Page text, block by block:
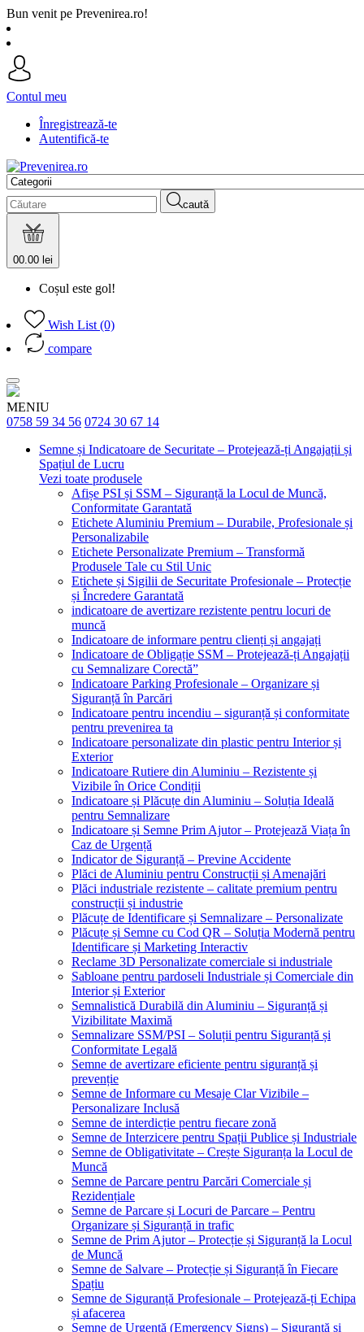
Bun venit pe Prevenirea.ro!
Contul meu
Înregistrează-te
Autentifică-te
caută
00.00 lei
Coșul este gol!
Wish List (0)
compare
MENIU
0758 59 34 56 0724 30 67 14
Semne și Indicatoare de Securitate – Protejează-ți Angajații și
Spațiul de Lucru
Vezi toate produsele
Afișe PSI și SSM – Siguranță la Locul de Muncă,
Conformitate Garantată
Etichete Aluminiu Premium – Durabile, Profesionale și
Personalizabile
Etichete Personalizate Premium – Transformă
Produsele Tale cu Stil Unic
Etichete și Sigilii de Securitate Profesionale – Protecție
și Încredere Garantată
indicatoare de avertizare rezistente pentru locuri de
muncă
Indicatoare de informare pentru clienți și angajați
Indicatoare de Obligație SSM – Protejează-ți Angajații
cu Semnalizare Corectă”
Indicatoare Parking Profesionale – Organizare și
Siguranță în Parcări
Indicatoare pentru incendiu – siguranță și conformitate
pentru prevenirea ta
Indicatoare personalizate din plastic pentru Interior și
Exterior
Indicatoare Rutiere din Aluminiu – Rezistente și
Vizibile în Orice Condiții
Indicatoare și Plăcuțe din Aluminiu – Soluția Ideală
pentru Semnalizare
Indicatoare și Semne Prim Ajutor – Protejează Viața în
Caz de Urgență
Indicator de Siguranță – Previne Accidente
Plăci de Aluminiu pentru Construcții și Amenajări
Plăci industriale rezistente – calitate premium pentru
construcții și industrie
Plăcuțe de Identificare și Semnalizare – Personalizate
Plăcuțe și Semne cu Cod QR – Soluția Modernă pentru
Identificare și Marketing Interactiv
Reclame 3D Personalizate comerciale si industriale
Sabloane pentru pardoseli Industriale și Comerciale din
Interior și Exterior
Semnalistică Durabilă din Aluminiu – Siguranță și
Vizibilitate Maximă
Semnalizare SSM/PSI – Soluții pentru Siguranță și
Conformitate Legală
Semne de avertizare eficiente pentru siguranță și
prevenție
Semne de Informare cu Mesaje Clar Vizibile –
Personalizare Inclusă
Semne de interdicție pentru fiecare zonă
Semne de Interzicere pentru Spații Publice și Industriale
Semne de Obligativitate – Crește Siguranța la Locul de
Muncă
Semne de Parcare pentru Parcări Comerciale și
Rezidențiale
Semne de Parcare și Locuri de Parcare – Pentru
Organizare și Siguranță in trafic
Semne de Prim Ajutor – Protecție și Siguranță la Locul
de Muncă
Semne de Salvare – Protecție și Siguranță în Fiecare
Spațiu
Semne de Siguranță Profesionale – Protejează-ți Echipa
și afacerea
Semne de Urgență (Emergency Signs) – Siguranță și